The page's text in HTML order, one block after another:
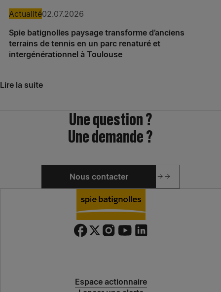
Actualité02.07.2026
Spie batignolles paysage transforme d’anciens
terrains de tennis en un parc renaturé et
intergénérationnel à Toulouse
Lire la suite
Une question ?
Une demande ?
Nous contacter
Espace actionnaire